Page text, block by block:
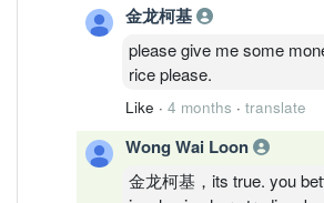
金龙柯基
please give me some
rice please.
Like · 4 months · translate
Wong Wai Loon
金龙柯基，its true. you